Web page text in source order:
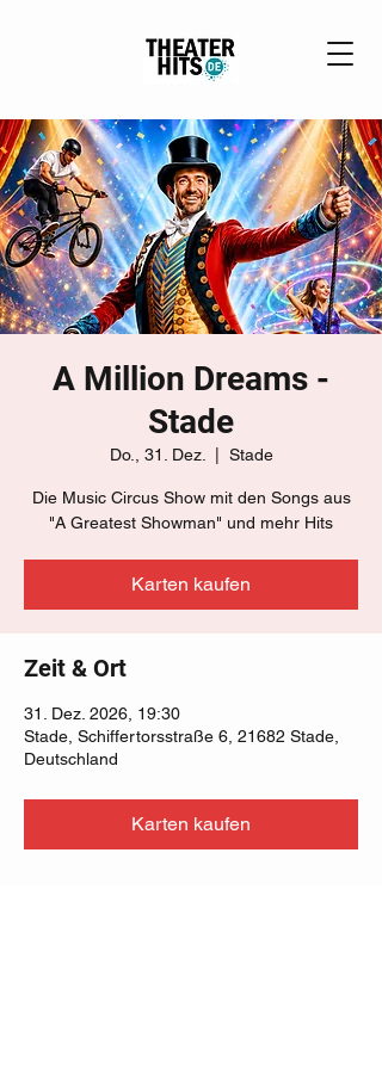
A Million Dreams -
Stade
Do., 31. Dez. Stade
Die Music Circus Show mit den Songs aus
"A Greatest Showman" und mehr Hits
Karten kaufen
Zeit & Ort
31. Dez. 2026, 19:30
Stade, Schiffertorsstraße 6, 21682 Stade,
Deutschland
Karten kaufen